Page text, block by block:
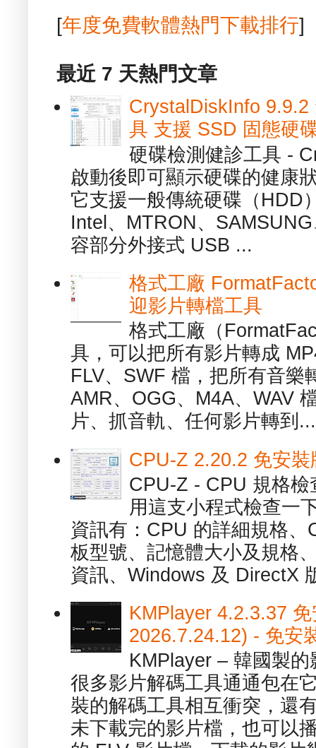
[年度免費軟體熱門下載排行]
最近 7 天熱門文章
CrystalDiskInfo 9.9.2
具 支援 SSD 固態硬
硬碟檢測健診工具 -
啟動後即可顯示硬碟的健康
它支援一般傳統硬碟（HDD
Intel、MTRON、
容部分外接式 USB ...
格式工廠
迎影片轉檔工具
格式工廠（
具，可以把所有影片轉成
FLV、SWF 檔，把所有音樂
AMR、OGG、M4A、WAV
片、抓音軌、任何影片轉到...
CPU-Z 2.20.2 免安
CPU-Z - CPU 規格
用這支小程式檢查一
資訊有：CPU 的詳細規格
板型號、記憶體大小及規格
資訊、Windows 及 DirectX
KMPlayer 4.2.3.37
2026.7.24.12) - 免安
KMPlayer – 韓國製
很多影片解碼工具通通包在
裝的解碼工具相互衝突，還
未下載完的影片檔，也可以